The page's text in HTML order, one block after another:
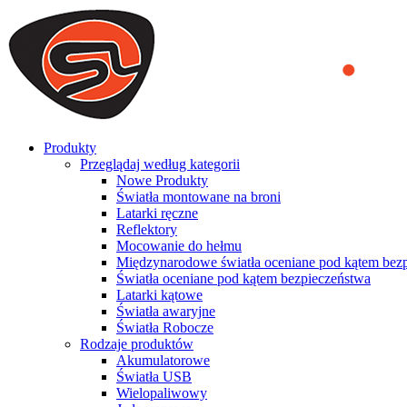
We use cookies to ensure that we provide you the best experience
you a better experience. To learn more or to find out how you can
ACCEPT AND CLOSE
Produkty
Przeglądaj według kategorii
Nowe Produkty
Światła montowane na broni
Latarki ręczne
Reflektory
Mocowanie do hełmu
Międzynarodowe światła oceniane pod kątem
Światła oceniane pod kątem bezpieczeństwa
Latarki kątowe
Światła awaryjne
Światła Robocze
Rodzaje produktów
Akumulatorowe
Światła USB
Wielopaliwowy